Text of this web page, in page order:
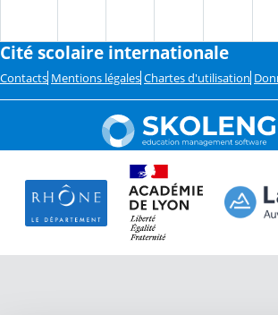
Cité scolaire internationale
Contacts Mentions légales Chartes d'utilisation